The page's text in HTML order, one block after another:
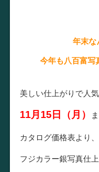
年末な
今年も八百富写
美しい仕上がりで人
11月15日（月）
カタログ価格表より
フジカラー銀写真仕